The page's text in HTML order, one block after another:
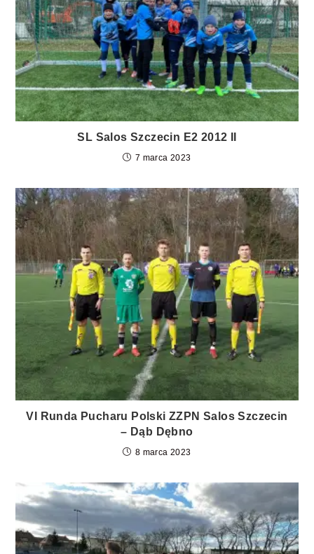
SL Salos Szczecin E2 2012 II
7 marca 2023
VI Runda Pucharu Polski ZZPN Salos Szczecin
– Dąb Dębno
8 marca 2023